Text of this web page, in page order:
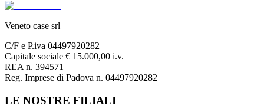
Veneto case srl
C/F e P.iva 04497920282
Capitale sociale € 15.000,00 i.v.
REA n. 394571
Reg. Imprese di Padova n. 04497920282
LE NOSTRE FILIALI